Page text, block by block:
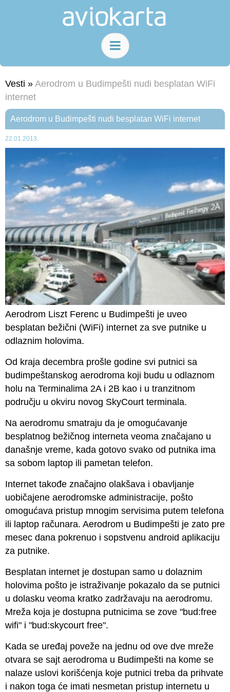
Vesti » Aerodrom u Budimpešti nudi besplatan WiFi
internet
Aerodrom u Budimpešti nudi besplatan WiFi internet
22.01.2013.
Aerodrom Liszt Ferenc u Budimpešti je uveo
besplatan bežični (WiFi) internet za sve putnike u
odlaznim holovima.
Od kraja decembra prošle godine svi putnici sa
budimpeštanskog aerodroma koji budu u odlaznom
holu na Terminalima 2A i 2B kao i u tranzitnom
području u okviru novog SkyCourt terminala.
Na aerodromu smatraju da je omogućavanje
besplatnog bežičnog interneta veoma značajano u
današnje vreme, kada gotovo svako od putnika ima
sa sobom laptop ili pametan telefon.
Internet takođe značajno olakšava i obavljanje
uobičajene aerodromske administracije, pošto
omogućava pristup mnogim servisima putem telefona
ili laptop računara. Aerodrom u Budimpešti je zato pre
mesec dana pokrenuo i sopstvenu android aplikaciju
za putnike.
Besplatan internet je dostupan samo u dolaznim
holovima pošto je istraživanje pokazalo da se putnici
u dolasku veoma kratko zadržavaju na aerodromu.
Mreža koja je dostupna putnicima se zove "bud:free
wifi" i "bud:skycourt free".
Kada se uređaj poveže na jednu od ove dve mreže
otvara se sajt aerodroma u Budimpešti na kome se
nalaze uslovi korišćenja koje putnici treba da prihvate
i nakon toga će imati nesmetan pristup internetu u